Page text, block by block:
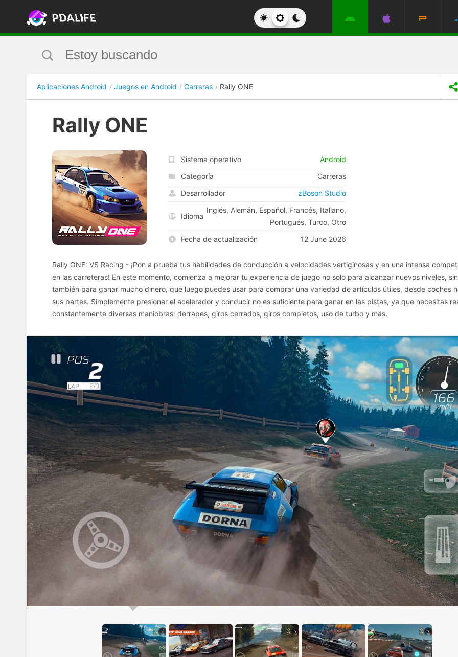
Aplicaciones Android Juegos en Android Carreras Rally ONE
Rally ONE
Sistema operativo
Android
Categoría
Carreras
Desarrollador
zBoson Studio
Idioma
Inglés, Alemán, Español, Francés, Italiano,
Portugués, Turco, Otro
Fecha de actualización
12 June 2026
Rally ONE: VS Racing - ¡Pon a prueba tus habilidades de conducción a velocidades vertiginosas y en una intensa
en las carreteras! En este momento, comienza a mejorar tu experiencia de juego no solo para alcanzar nuevos niveles,
también para ganar mucho dinero, que luego puedes usar para comprar una variedad de artículos útiles, desde coches
sus partes. Simplemente presionar el acelerador y conducir no es suficiente para ganar en las pistas, ya que necesitas
constantemente diversas maniobras: derrapes, giros cerrados, giros completos, uso de turbo y más.